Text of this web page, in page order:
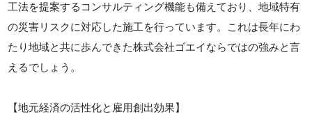
工法を提案するコンサルティング機能も備えており、地域特有
の災害リスクに対応した施工を行っています。これは長年にわ
たり地域と共に歩んできた株式会社ゴエイならではの強みと言
えるでしょう。
【地元経済の活性化と雇用創出効果】